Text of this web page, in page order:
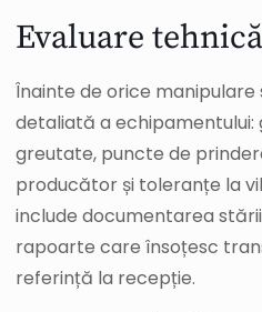
Evaluare
Înainte de orice
detaliată a
greutate, puncte de
producător și toleranțe la
include documentarea
rapoarte care însoțesc
referință la recepție.